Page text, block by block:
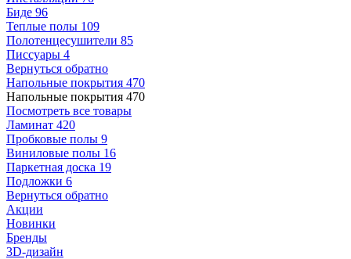
Биде 96
Теплые полы 109
Полотенцесушители 85
Писсуары 4
Вернуться обратно
Напольные покрытия 470
Напольные покрытия 470
Посмотреть все товары
Ламинат 420
Пробковые полы 9
Виниловые полы 16
Паркетная доска 19
Подложки 6
Вернуться обратно
Акции
Новинки
Бренды
3D-дизайн